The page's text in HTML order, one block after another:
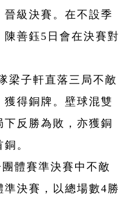
級決賽。在不設季
善鈺5日會在決賽對
梁子軒直落三局不敵
得銅牌。壁球混雙
反勝為敗，亦獲銅
。
體賽準決賽中不敵
決賽，以總場數4勝